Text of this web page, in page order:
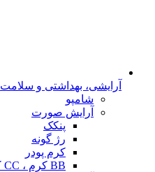
آرایشی، بهداشتی و سلامت
شامپو
آرایش صورت
پنکک
رژ گونه
کرم پودر
BB کرم ، CC کرم